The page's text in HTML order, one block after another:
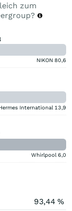
zum
NIKON 80,6
International 13,9
Whirlpool 6,0
93,44 %